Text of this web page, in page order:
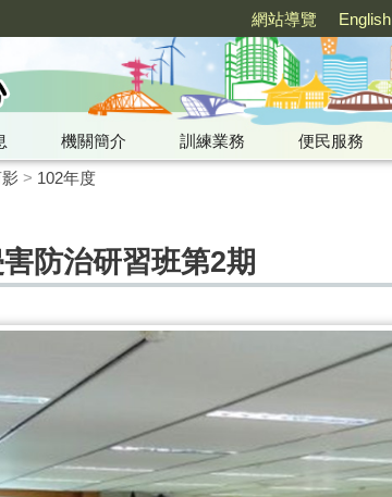
網站導覽 English
機關簡介 訓練業務 便民服務
> 102年度
防治研習班第2期